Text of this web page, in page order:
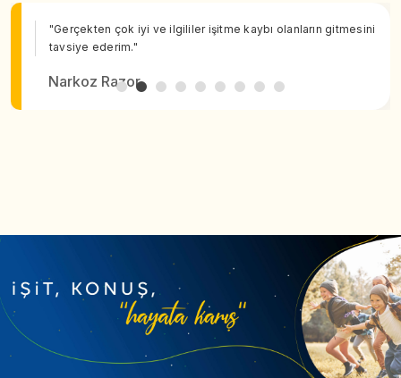
"Gerçekten çok iyi ve ilgililer işitme kaybı olanların gitmesini
tavsiye ederim."
Narkoz Razor